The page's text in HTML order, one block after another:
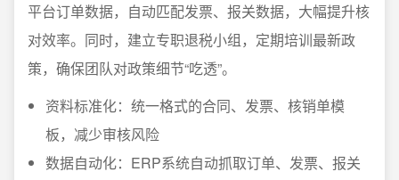
平台订单数据，自动匹配发票、报关数据，大幅提升核
对效率。同时，建立专职退税小组，定期培训最新政
策，确保团队对政策细节“吃透”。
资料标准化：统一格式的合同、发票、核销单模
板，减少审核风险
数据自动化：ERP系统自动抓取订单、发票、报关